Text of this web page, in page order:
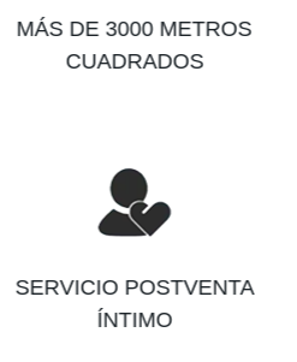
MÁS DE 3000 METROS
CUADRADOS
SERVICIO POSTVENTA
ÍNTIMO